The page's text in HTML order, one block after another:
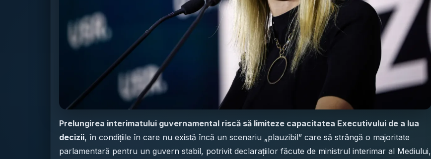
Prelungirea interimatului guvernamental riscă să limiteze capacitatea Executivului de a lua
decizii, în condițiile în care nu există încă un scenariu „plauzibil” care să strângă o majoritate
parlamentară pentru un guvern stabil, potrivit declarațiilor făcute de ministrul interimar al Mediului,